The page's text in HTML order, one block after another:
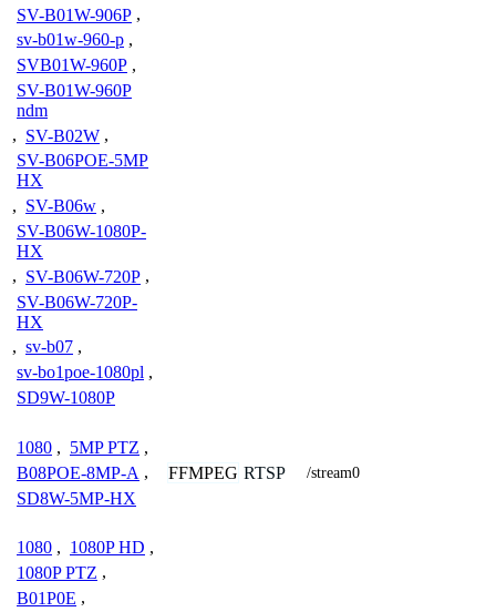
SV-B01W-906P ,
sv-b01w-960-p ,
SVB01W-960P ,
SV-B01W-960P
ndm
, SV-B02W ,
SV-B06POE-5MP
HX
, SV-B06w ,
SV-B06W-1080P-
HX
, SV-B06W-720P ,
SV-B06W-720P-
HX
, sv-b07 ,
sv-bo1poe-1080pl ,
SD9W-1080P
1080 , 5MP PTZ ,
B08POE-8MP-A ,
SD8W-5MP-HX
FFMPEG RTSP /stream0
1080 , 1080P HD ,
1080P PTZ ,
B01P0E ,